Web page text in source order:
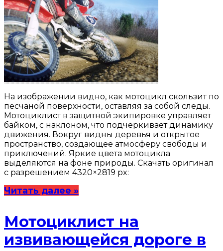
На изображении видно, как мотоцикл скользит по
песчаной поверхности, оставляя за собой следы.
Мотоциклист в защитной экипировке управляет
байком, с наклоном, что подчеркивает динамику
движения. Вокруг видны деревья и открытое
пространство, создающее атмосферу свободы и
приключений. Яркие цвета мотоцикла
выделяются на фоне природы. Скачать оригинал
с разрешением 4320×2819 px:
Читать далее »
Мотоциклист на
извивающейся дороге в